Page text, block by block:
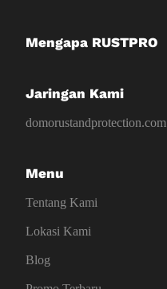
Mengapa RUSTPRO
Jaringan Kami
domorustandprotection.com
Menu
Tentang Kami
Lokasi Kami
Blog